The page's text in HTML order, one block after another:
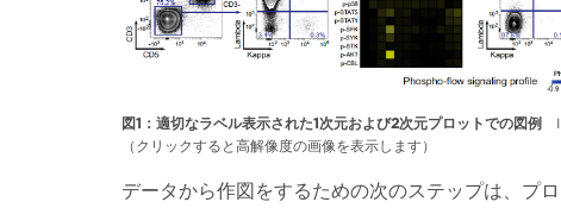
図1：適切なラベル表示された1次元および2次元プロットでの図例
（クリックすると高解像度の画像を表示します）
データから作図をするための次のステップは、プ